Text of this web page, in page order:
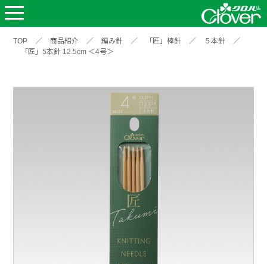
TOP ／ 商品紹介 ／ 編み針 ／ 「匠」棒針 ／ ５本針
／
「匠」5本針 12.5cm ＜4号＞